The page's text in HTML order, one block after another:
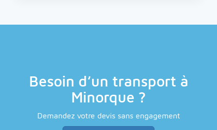
Besoin d’un transport à
Minorque ?
Demandez votre devis sans engagement